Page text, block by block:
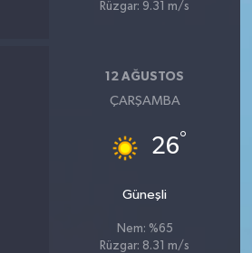
Rüzgar: 9.31 m/s
12 AĞUSTOS
ÇARŞAMBA
26°
Güneşli
Nem: %65
Rüzgar: 8.31 m/s